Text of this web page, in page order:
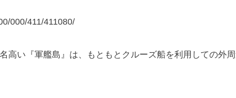
000/411/411080/
高い『軍艦島』は、もともとクルーズ船を利用しての外